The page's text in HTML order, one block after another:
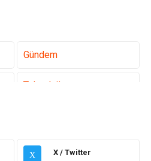
Gündem
Teknoloji
Hukuk
X X / Twitter